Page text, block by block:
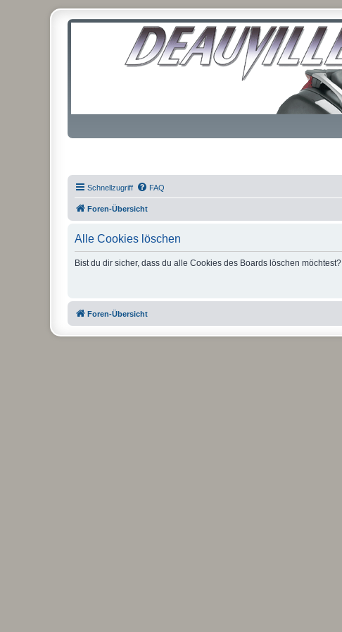
Schnellzugriff FAQ
Foren-Übersicht
Alle Cookies löschen
Bist du dir sicher, dass du alle Cookies des Boards löschen möchtest?
Foren-Übersicht